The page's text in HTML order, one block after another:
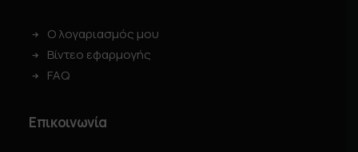
Ο λογαριασμός μου
Βίντεο εφαρμογής
FAQ
Επικοινωνία